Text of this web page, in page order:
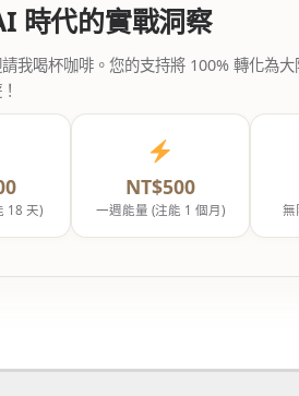
時代的實戰洞察
我喝杯咖啡。您的支持將 100% 轉化為
18 天)
NT$500
一週能量 (注能 1 個月) 無